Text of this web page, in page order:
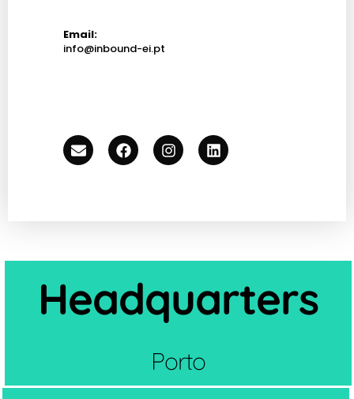
Email:
info@inbound-ei.pt
Headquarters
Porto